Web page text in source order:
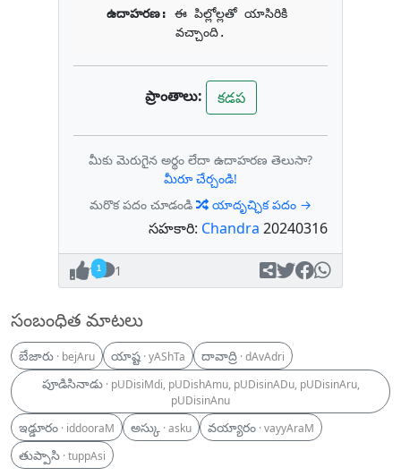
ఉదాహరణ: ఈ పిల్లోల్లతో యాసిరికి
వచ్చాంది.
ప్రాంతాలు: కడప
మీకు మెరుగైన అర్థం లేదా ఉదాహరణ తెలుసా?
మీరూ చేర్చండి!
మరొక పదం చూడండి
యాదృచ్ఛిక పదం →
సహకారి: Chandra 20240316
1 1
సంబంధిత మాటలు
బేజారు · bejAru యాష్ట · yAShTa దావాద్రి · dAvAdri
పూడిసినాడు· pUDisiMdi, pUDishAmu, pUDisinADu, pUDisinAru,
pUDisinAnu
ఇడ్డూరం · iddooraM అస్కు · asku వయ్యారం · vayyAraM
తుప్పాసి · tuppAsi